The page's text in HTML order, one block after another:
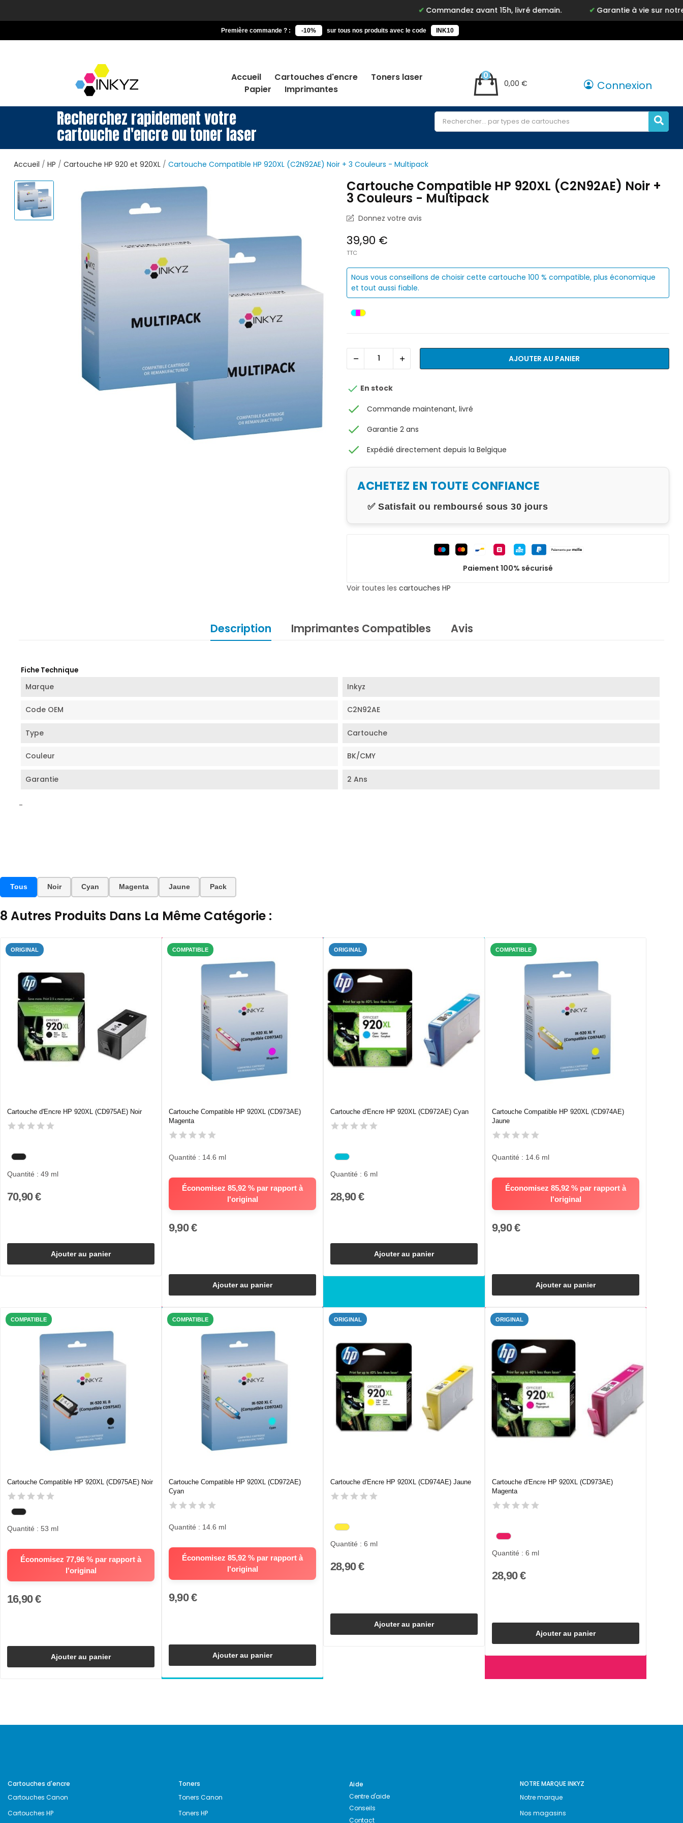
Commandez avant 15h, livré demain. Garantie à vie sur notre marque
Première commande ? : -10% sur tous nos produits avec le code INK10
Accueil Cartouches d'encre
Toners laser
Papier
Imprimantes
0,00 €
0
Connexion
Recherchez rapidement votre
cartouche d'encre ou toner laser
Accueil HP Cartouche HP 920 et 920XL Cartouche Compatible HP 920XL (C2N92AE) Noir + 3 Couleurs - Multipack
Cartouche Compatible HP 920XL (C2N92AE) Noir +
3 Couleurs - Multipack
Donnez votre avis
39,90 €
TTC
Nous vous conseillons de choisir cette cartouche 100 % compatible, plus économique
et tout aussi fiable.
AJOUTER AU PANIER
 En stock
check Commande maintenant, livré
check Garantie 2 ans
check Expédié directement depuis la Belgique
ACHETEZ EN TOUTE CONFIANCE
✅ Satisfait ou remboursé sous 30 jours
Paiement 100% sécurisé
Voir toutes les cartouches HP
Description Imprimantes Compatibles Avis
Fiche Technique
Marque Inkyz
Code OEM C2N92AE
Type Cartouche
Couleur BK/CMY
Garantie 2 Ans
-
Tous Noir Cyan Magenta Jaune Pack
8 Autres Produits Dans La Même Catégorie :
ORIGINAL
Cartouche d'Encre HP 920XL (CD975AE) Noir
Quantité : 49 ml
70,90 €
Ajouter au panier
COMPATIBLE
Cartouche Compatible HP 920XL (CD973AE)
Magenta
Économisez 85,92 % par rapport à
l'original
Quantité : 14.6 ml
9,90 €
Ajouter au panier
ORIGINAL
Cartouche d'Encre HP 920XL (CD972AE) Cyan
Quantité : 6 ml
28,90 €
Ajouter au panier
COMPATIBLE
Cartouche Compatible HP 920XL (CD974AE)
Jaune
Économisez 85,92 % par rapport à
l'original
Quantité : 14.6 ml
9,90 €
Ajouter au panier
COMPATIBLE
Cartouche Compatible HP 920XL (CD975AE) Noir
Économisez 77,96 % par rapport à
l'original
Quantité : 53 ml
16,90 €
Ajouter au panier
COMPATIBLE
Cartouche Compatible HP 920XL (CD972AE)
Cyan
Économisez 85,92 % par rapport à
l'original
Quantité : 14.6 ml
9,90 €
Ajouter au panier
ORIGINAL
Cartouche d'Encre HP 920XL (CD974AE) Jaune
Quantité : 6 ml
28,90 €
Ajouter au panier
ORIGINAL
Cartouche d'Encre HP 920XL (CD973AE)
Magenta
Quantité : 6 ml
28,90 €
Ajouter au panier
Cartouches d'encre
Cartouches Canon
Cartouches HP
Toners
Toners Canon
Toners HP
Aide
Centre d'aide
Conseils
Contact
NOTRE MARQUE INKYZ
Notre marque
Nos magasins